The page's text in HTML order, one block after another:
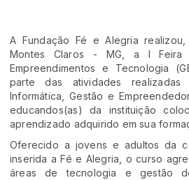
A Fundação Fé e Alegria
Montes Claros - MG, a I Feira
Empreendimentos e Tecnologia
parte das atividades
Informática, Gestão e
educandos(as) da instituição
aprendizado adquirido em sua
Oferecido a jovens e adultos da
inserida a Fé e Alegria, o curso
áreas de tecnologia e gestão